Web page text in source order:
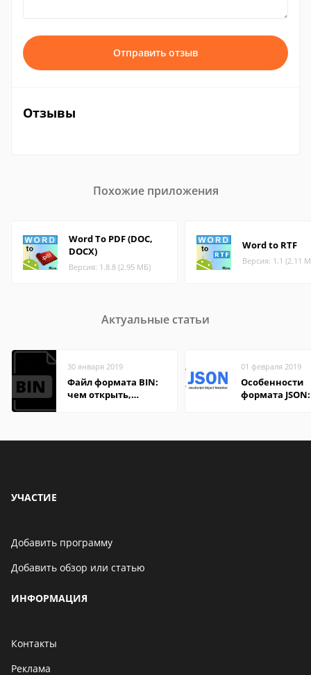
Отправить отзыв
Отзывы
Похожие приложения
Word To PDF (DOC,
DOCX)
Версия: 1.8.8 (2.95 МБ)
Word to RTF
Версия: 1.1 (2.11
Актуальные статьи
30 января 2019
Файл формата BIN:
чем открыть,
01 февраля 2019
Особенности
формата
УЧАСТИЕ
Добавить программу
Добавить обзор или статью
ИНФОРМАЦИЯ
Контакты
Реклама